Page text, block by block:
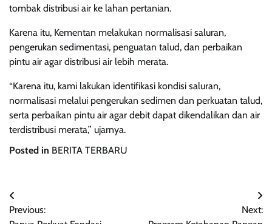
tombak distribusi air ke lahan pertanian.
Karena itu, Kementan melakukan normalisasi saluran,
pengerukan sedimentasi, penguatan talud, dan perbaikan
pintu air agar distribusi air lebih merata.
“Karena itu, kami lakukan identifikasi kondisi saluran,
normalisasi melalui pengerukan sedimen dan perkuatan talud,
serta perbaikan pintu air agar debit dapat dikendalikan dan air
terdistribusi merata,” ujarnya.
Posted in BERITA TERBARU
Navigasi
pos
Previous:
Next: